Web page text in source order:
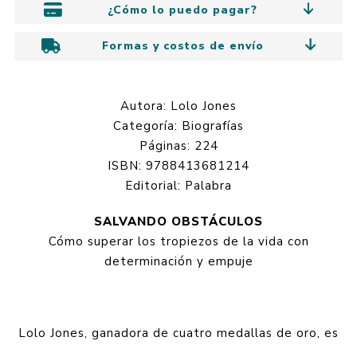
¿Cómo lo puedo pagar?
Formas y costos de envío
Autora: Lolo Jones
Categoría: Biografías
Páginas: 224
ISBN: 9788413681214
Editorial: Palabra
SALVANDO OBSTÁCULOS
Cómo superar los tropiezos de la vida con
determinación y empuje
Lolo Jones, ganadora de cuatro medallas de oro, es